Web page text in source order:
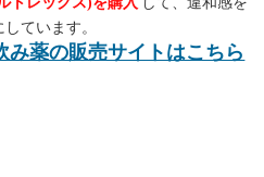
ています。
み薬の販売サイトはこちら